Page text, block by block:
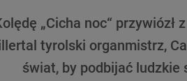
„Cicha noc“
tyrolski organmistrz,
świat, by podbijać ludzkie